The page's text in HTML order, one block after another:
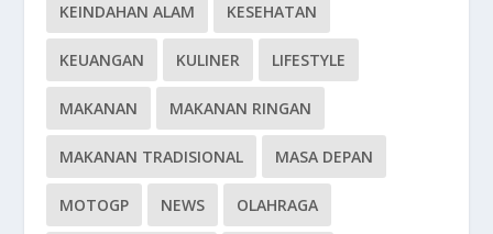
KEINDAHAN ALAM KESEHATAN
KEUANGAN KULINER LIFESTYLE
MAKANAN MAKANAN RINGAN
MAKANAN TRADISIONAL MASA DEPAN
MOTOGP NEWS OLAHRAGA